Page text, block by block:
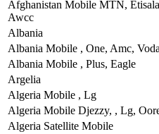
Afghanistan Mobile MTN,
Awcc
Albania
Albania Mobile , One, Amc,
Albania Mobile , Plus, Eagle
Argelia
Algeria Mobile , Lg
Algeria Mobile Djezzy, , Lg,
Algeria Satellite Mobile